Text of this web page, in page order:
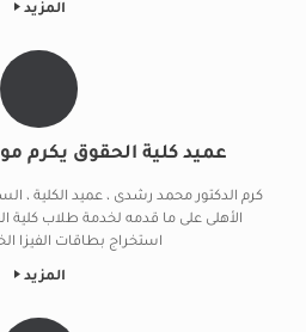
المزيد
عميد كلية الحقوق يكرم
كرم الدكتور محمد رشدى ، عميد الكلية ،
الأهلى على ما قدمه لخدمة طلاب كلية
استخراج بطاقات الفيزا
المزيد